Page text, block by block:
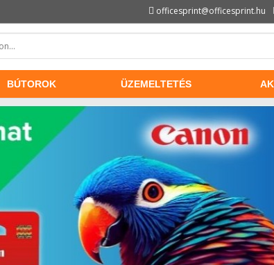
officesprint@officesprint.hu
BÚTOROK ÜZEMELTETÉS